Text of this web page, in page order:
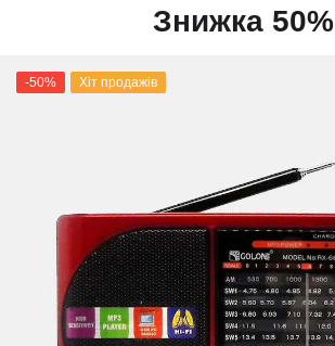
Знижка 50%
-50% Хіт продажів